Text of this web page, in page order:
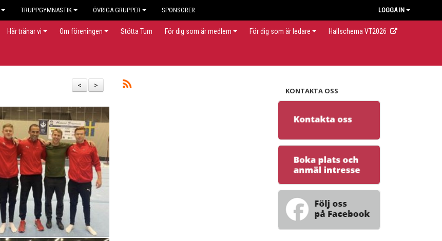
TRUPPGYMNASTIK ÖVRIGA GRUPPER SPONSORER LOGGA IN
Här tränar vi Om föreningen Stötta Turn För dig som är medlem För dig som är ledare Hallschema VT2026
>
<
KONTAKTA OSS